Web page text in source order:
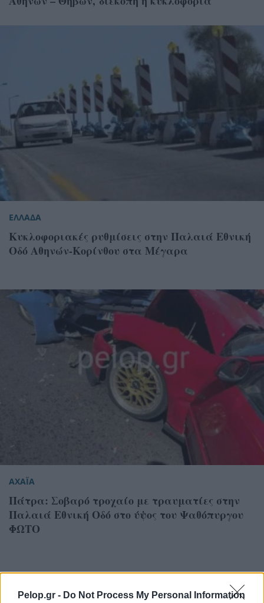
Pelop.gr - Do Not Process My Personal Information
ΕΛΛΑΔΑ
Κυκλοφοριακές ρυθμίσεις στην Παλαιά Εθνική
Οδό Αθηνών-Κορίνθου στα Μέγαρα
ΑΧΑΪΑ
Πάτρα: Σοβαρό τροχαίο με τραυματίες στην
Παλαιά Εθνική Οδό στο ύψος του Ψαθόπυργου
ΦΩΤΟ